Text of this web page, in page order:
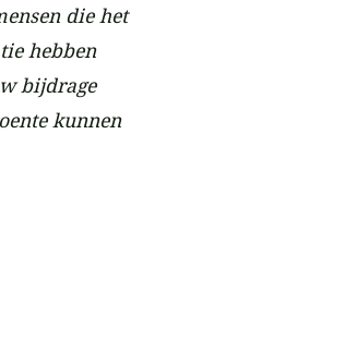
die het
hebben
bijdrage
kunnen